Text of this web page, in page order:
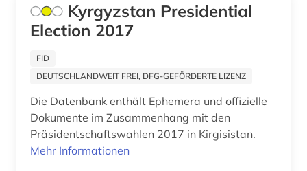
Kyrgyzstan Presidential
Election 2017
FID
DEUTSCHLANDWEIT FREI, DFG-GEFÖRDERTE LIZENZ
Die Datenbank enthält Ephemera und offizielle
Dokumente im Zusammenhang mit den
Präsidentschaftswahlen 2017 in Kirgisistan.
Mehr Informationen